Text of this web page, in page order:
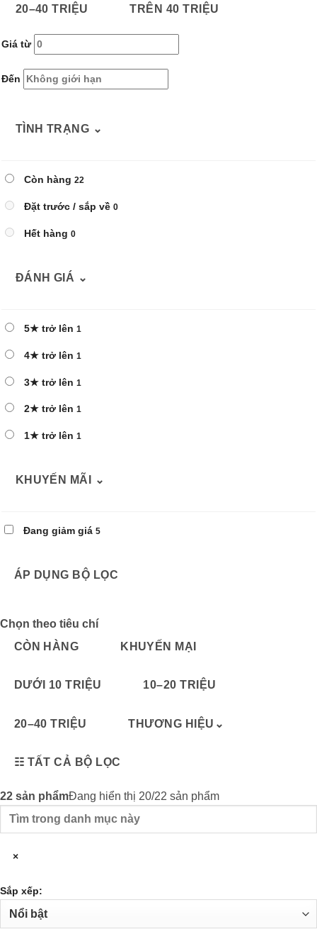
20–40 TRIỆU TRÊN 40 TRIỆU
Giá từ
Đến
TÌNH TRẠNG ⌄
Còn hàng 22
Đặt trước / sắp về 0
Hết hàng 0
ĐÁNH GIÁ ⌄
5★ trở lên 1
4★ trở lên 1
3★ trở lên 1
2★ trở lên 1
1★ trở lên 1
KHUYẾN MÃI ⌄
Đang giảm giá 5
ÁP DỤNG BỘ LỌC
Chọn theo tiêu chí
CÒN HÀNG
KHUYẾN MẠI
DƯỚI 10 TRIỆU 10–20 TRIỆU
20–40 TRIỆU THƯƠNG HIỆU ⌄
☷ TẤT CẢ BỘ LỌC
22 sản phẩmĐang hiển thị 20/22 sản phẩm
Tìm
mục
×
Sắp xếp: